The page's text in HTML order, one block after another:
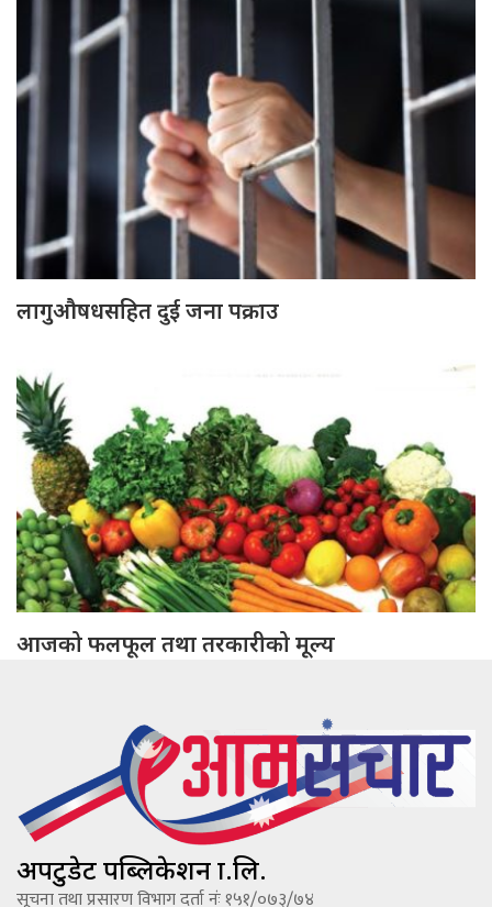
लागुऔषधसहित दुई जना पक्राउ
आजको फलफूल तथा तरकारीको मूल्य
अपटुडेट पब्लिकेशन प्रा.लि.
सूचना तथा प्रसारण विभाग दर्ता नंः १५१/०७३/७४